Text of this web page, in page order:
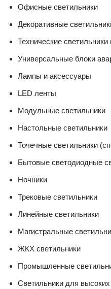
Офисные светильники
Декоративные
Технические
Универсальные блоки
Лампы и аксессуары
LED ленты
Модульные светильники
Настольные светильники
Точечные светильники
Бытовые светодиодные
Ночники
Трековые светильники
Линейные светильники
Магистральные
ЖКХ светильники
Промышленные
Светильники для